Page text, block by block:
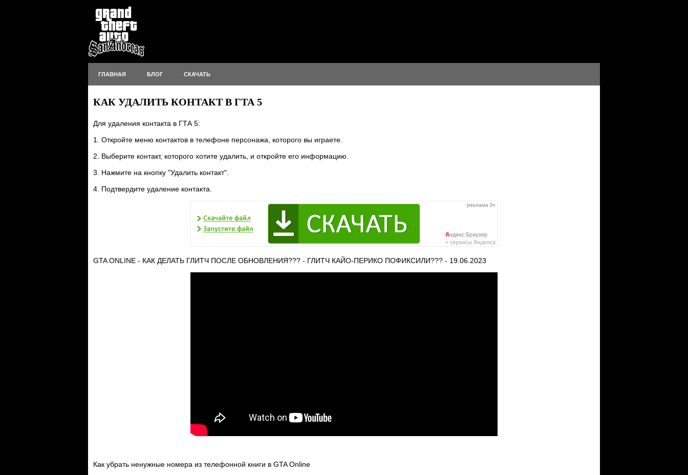
ГЛАВНАЯ БЛОГ СКАЧАТЬ
КАК УДАЛИТЬ КОНТАКТ В ГТА 5
Для удаления контакта в ГТА 5:
1. Откройте меню контактов в телефоне персонажа, которого вы играете.
2. Выберите контакт, которого хотите удалить, и откройте его информацию.
3. Нажмите на кнопку "Удалить контакт".
4. Подтвердите удаление контакта.
GTA ONLINE - КАК ДЕЛАТЬ ГЛИТЧ ПОСЛЕ ОБНОВЛЕНИЯ??? - ГЛИТЧ КАЙО-ПЕРИКО ПОФИКСИЛИ??? - 19.06.2023
Как убрать ненужные номера из телефонной книги в GTA Online